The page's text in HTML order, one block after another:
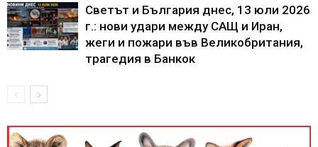
Светът и България днес, 13 юли 2026
г.: нови удари между САЩ и Иран,
жеги и пожари във Великобритания,
трагедия в Банкок